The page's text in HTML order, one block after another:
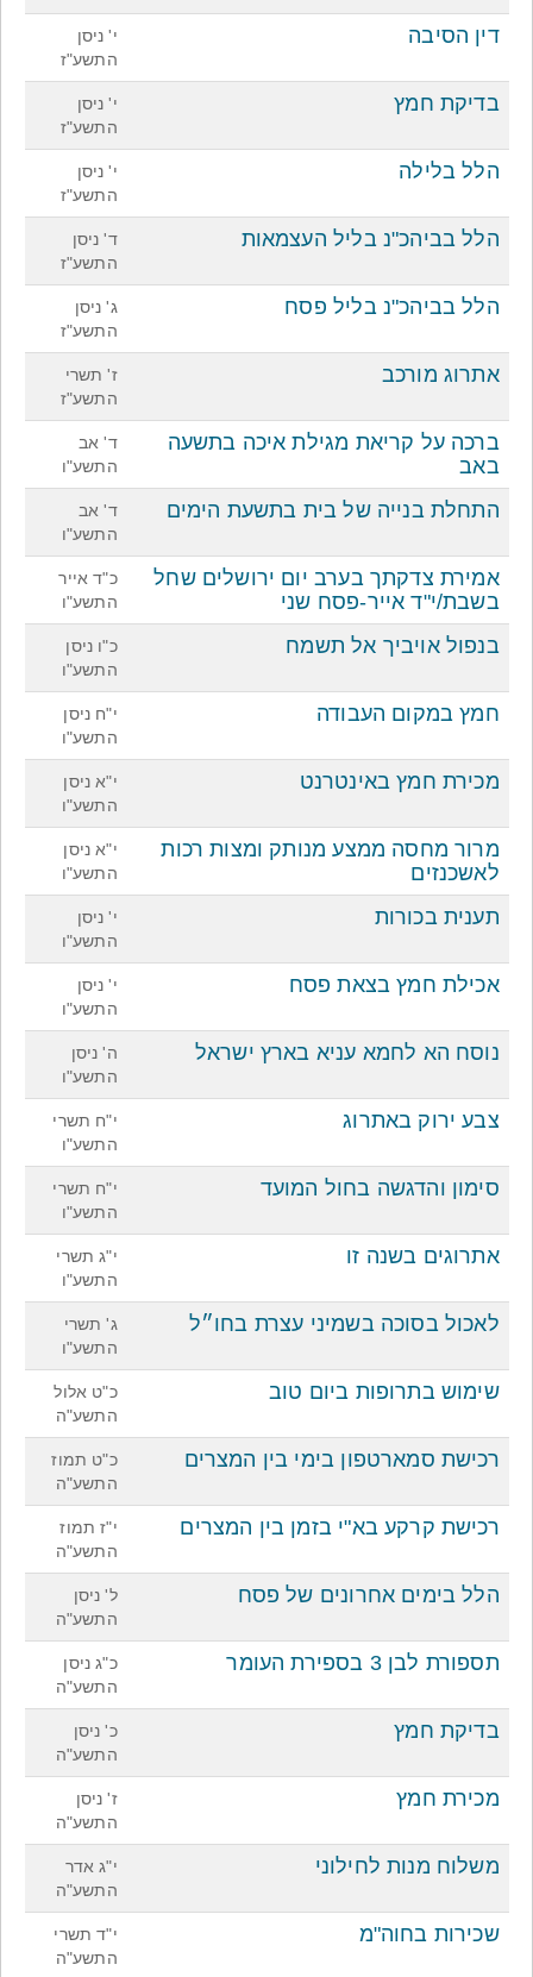
דין הסיבה
י' ניסן
התשע"ז
בדיקת חמץ
י' ניסן
התשע"ז
הלל בלילה
י' ניסן
התשע"ז
הלל בביהכ"נ בליל העצמאות
ד' ניסן
התשע"ז
הלל בביהכ"נ בליל פסח
ג' ניסן
התשע"ז
אתרוג מורכב
ז' תשרי
התשע"ז
ברכה על קריאת מגילת איכה בתשעה
באב
ד' אב
התשע"ו
התחלת בנייה של בית בתשעת הימים
ד' אב
התשע"ו
אמירת צדקתך בערב יום ירושלים שחל
בשבת/י"ד אייר-פסח שני
כ"ד אייר
התשע"ו
בנפול אויביך אל תשמח
כ"ו ניסן
התשע"ו
חמץ במקום העבודה
י"ח ניסן
התשע"ו
מכירת חמץ באינטרנט
י"א ניסן
התשע"ו
מרור מחסה ממצע מנותק ומצות רכות
לאשכנזים
י"א ניסן
התשע"ו
תענית בכורות
י' ניסן
התשע"ו
אכילת חמץ בצאת פסח
י' ניסן
התשע"ו
נוסח הא לחמא עניא בארץ ישראל
ה' ניסן
התשע"ו
צבע ירוק באתרוג
י"ח תשרי
התשע"ו
סימון והדגשה בחול המועד
י"ח תשרי
התשע"ו
אתרוגים בשנה זו
י"ג תשרי
התשע"ו
לאכול בסוכה בשמיני עצרת בחו״ל
ג' תשרי
התשע"ו
שימוש בתרופות ביום טוב
כ"ט אלול
התשע"ה
רכישת סמארטפון בימי בין המצרים
כ"ט תמוז
התשע"ה
רכישת קרקע בא"י בזמן בין המצרים
י"ז תמוז
התשע"ה
הלל בימים אחרונים של פסח
ל' ניסן
התשע"ה
תספורת לבן 3 בספירת העומר
כ"ג ניסן
התשע"ה
בדיקת חמץ
כ' ניסן
התשע"ה
מכירת חמץ
ז' ניסן
התשע"ה
משלוח מנות לחילוני
י"ג אדר
התשע"ה
שכירות בחוה"מ
י"ד תשרי
התשע"ה